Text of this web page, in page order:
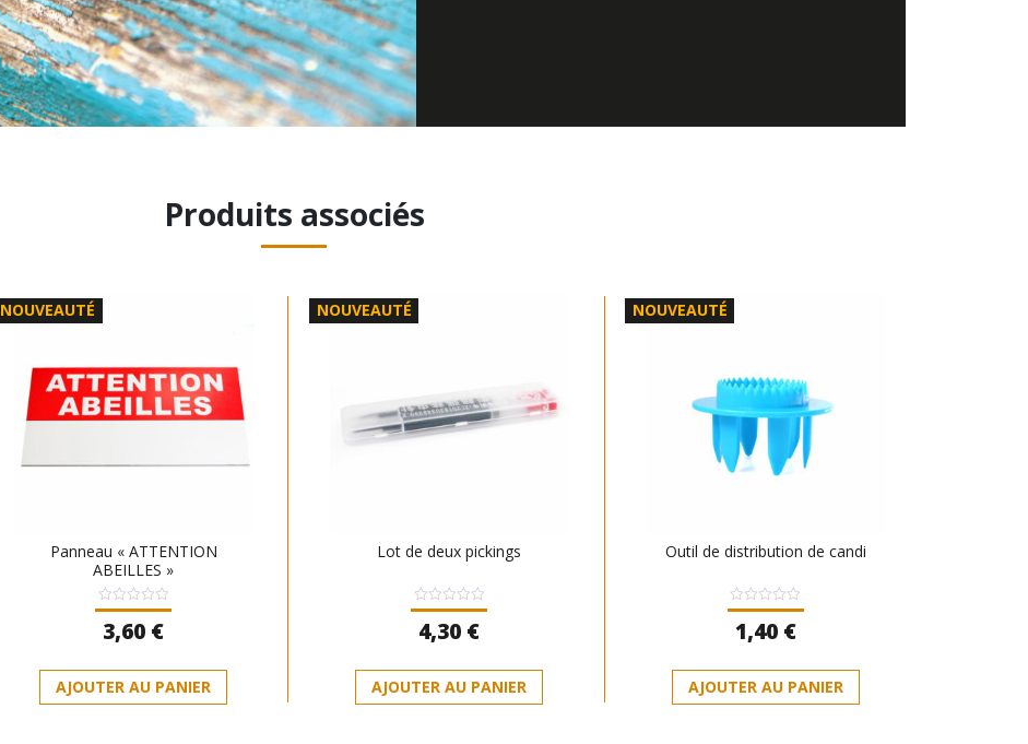
Produits associés
NOUVEAUTÉ
Panneau « ATTENTION
ABEILLES »
Note
0
sur
3,60 €
AJOUTER AU PANIER
NOUVEAUTÉ
Lot de deux pickings
Note
sur
4,30 €
AJOUTER AU PANIER
NOUVEAUTÉ
Outil de distribution de candi
Note
0
sur
1,40 €
AJOUTER AU PANIER